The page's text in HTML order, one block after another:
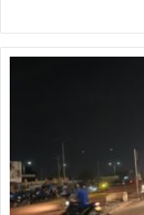
r
s
u